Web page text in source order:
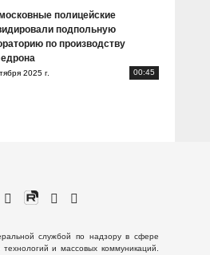
полицейские
подпольную
по производству
2025 г. 00:45
службой по надзору в сфере
и массовых коммуникаций.